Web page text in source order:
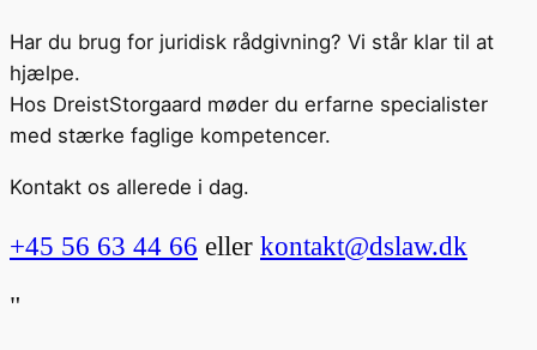
Har du brug for juridisk rådgivning? Vi står klar til at
hjælpe.
Hos DreistStorgaard møder du erfarne specialister
med stærke faglige kompetencer.
Kontakt os allerede i dag.
+45 56 63 44 66 eller kontakt@dslaw.dk
"